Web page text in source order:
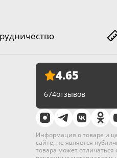
4.65
674отзывов
Информация о товаре и
сайте, не является
товара может